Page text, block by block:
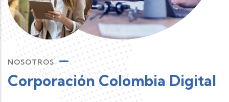
NOSOTROS
Corporación Colombia Digital